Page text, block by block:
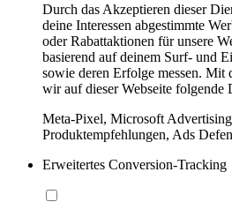
Durch das Akzeptieren dieser
deine Interessen abgestimmte
oder Rabattaktionen für unsere
basierend auf deinem Surf- und
sowie deren Erfolge messen. Mit
wir auf dieser Webseite folgende
Meta-Pixel, Microsoft
Produktempfehlungen, Ads
Erweitertes Conversion-Tracking